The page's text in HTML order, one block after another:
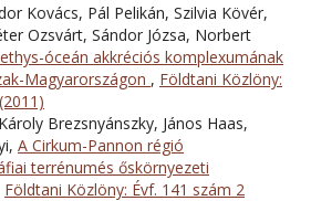
Kovács, Pál Pelikán, Szilvia Kövér,
Ozsvárt, Sándor Józsa, Norbert
óceán akkréciós komplexumának
Magyarországon , Földtani Közlöny:
Brezsnyánszky, János Haas,
A Cirkum-Pannon régió
terrénumés őskörnyezeti
Földtani Közlöny: Évf. 141 szám 2